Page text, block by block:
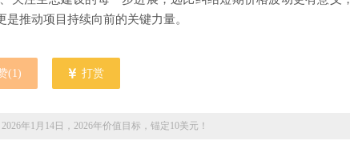
推动项目持续向前的关键力量。
(1) 打赏
2026年1月14日，2026年价值目标，锚定10美元！